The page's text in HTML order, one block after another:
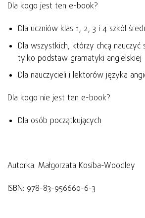
Dla kogo jest ten e-book?
Dla uczniów klas 1, 2, 3 i 4 szkół
Dla wszystkich, którzy chcą nauczyć
tylko podstaw gramatyki angielskiej
Dla nauczycieli i lektorów języka
Dla kogo nie jest ten e-book?
Dla osób początkujących
Autorka: Małgorzata Kosiba-Woodley
ISBN: 978-83-956660-6-3